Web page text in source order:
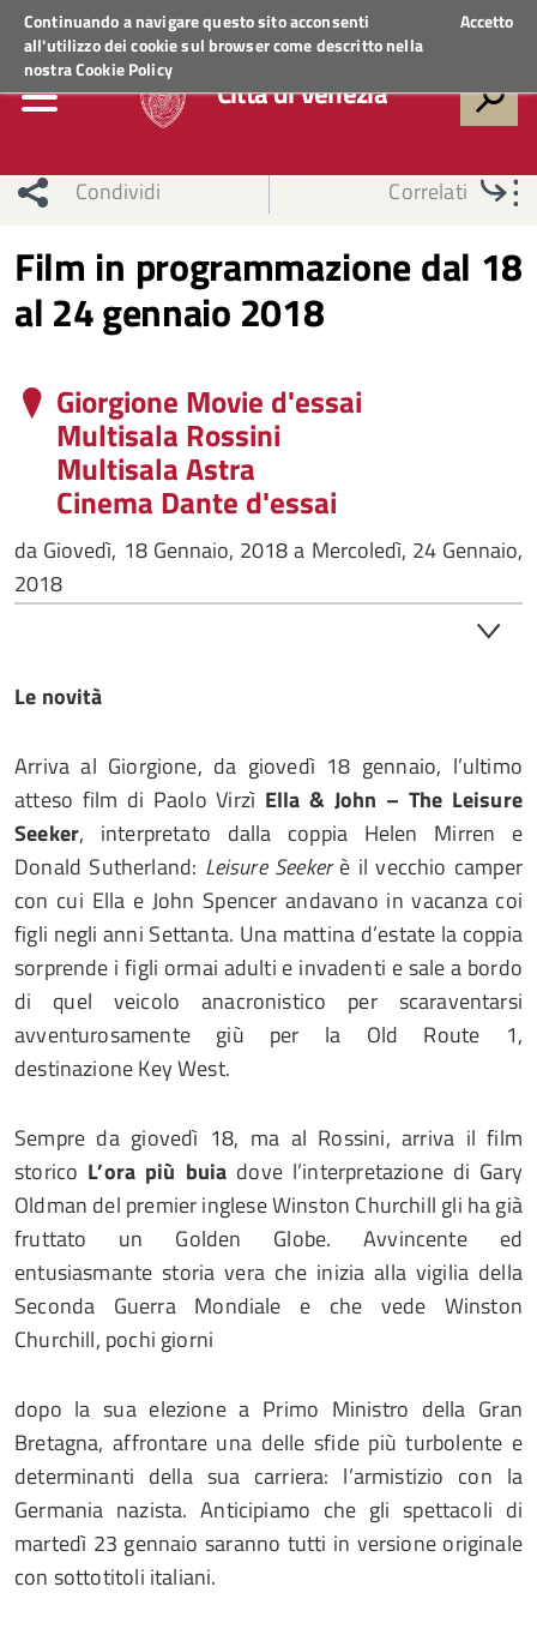
Continuando a navigare questo sito acconsenti
all'utilizzo dei cookie sul browser come descritto nella
nostraCookie Policy
Accetto
Regione VenetoACCEDI AI SERVIZI
Città di Venezia
Condividi Correlati
Film in programmazione dal 18
al 24 gennaio 2018
Giorgione Movie d'essai
Multisala Rossini
Multisala Astra
Cinema Dante d'essai
da Giovedì, 18 Gennaio, 2018a Mercoledì, 24 Gennaio,
2018
Le novità
Arriva al Giorgione, da giovedì 18 gennaio, l’ultimo
atteso film di Paolo Virzì Ella & John – The Leisure
Seeker, interpretato dalla coppia Helen Mirren e
Donald Sutherland: Leisure Seekerè il vecchio camper
con cui Ella e John Spencer andavano in vacanza coi
figli negli anni Settanta. Una mattina d’estate la coppia
sorprende i figli ormai adulti e invadenti e sale a bordo
di quel veicolo anacronistico per scaraventarsi
avventurosamente giù per la Old Route 1,
destinazione Key West.
Sempre da giovedì 18, ma al Rossini, arriva il film
storico L’ora più buia dove l’interpretazione di Gary
Oldman del premier inglese Winston Churchill gli ha già
fruttato un Golden Globe. Avvincente ed
entusiasmante storia vera che inizia alla vigilia della
Seconda Guerra Mondiale e che vede Winston
Churchill, pochi giorni
dopo la sua elezione a Primo Ministro della Gran
Bretagna, affrontare una delle sfide più turbolente e
determinanti della sua carriera: l’armistizio con la
Germania nazista. Anticipiamo che gli spettacoli di
martedì 23 gennaio saranno tutti in versione originale
con sottotitoli italiani.